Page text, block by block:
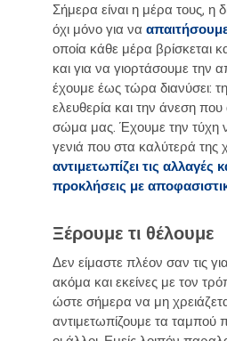
Σήμερα είναι η μέρα τους, η
όχι μόνο για να
οποία κάθε μέρα βρίσκεται
και για να γιορτάσουμε την
έχουμε έως τώρα διανύσει:
ελευθερία και την άνεση
σώμα μας. Έχουμε την τύχη
γενιά που στα καλύτερά της
αντιμετωπίζει τις αλλαγές
προκλήσεις με
Ξέρουμε τι θέλουμε
Δεν είμαστε πλέον σαν τις
ακόμα και εκείνες με τον
ώστε σήμερα να μη
αντιμετωπίζουμε τα ταμπού